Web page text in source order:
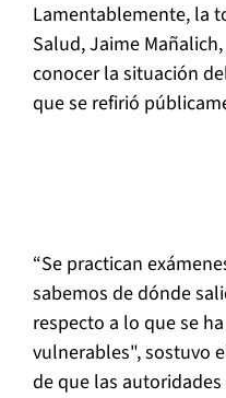
Lamentablemente, la
Salud, Jaime
conocer la situación
que se refirió
“Se practican
sabemos de dónde
respecto a lo que se
vulnerables", sostuvo
de que las